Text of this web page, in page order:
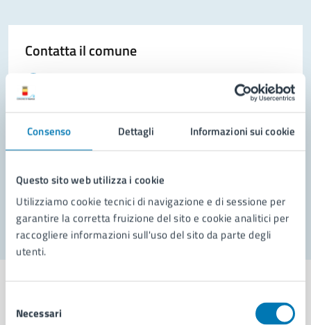
Consenso Dettagli Informazioni sui cookie
Questo sito web utilizza i cookie
Utilizziamo cookie tecnici di navigazione e di sessione per
garantire la corretta fruizione del sito e cookie analitici per
raccogliere informazioni sull'uso del sito da parte degli
utenti.
delNecessari
Contatta il comune
Prenota appuntamento
Problemi in città
Segnala disservizio